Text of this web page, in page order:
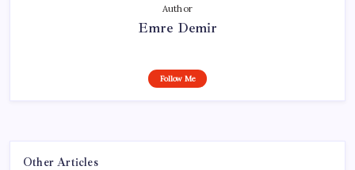
Author
Emre Demir
Follow Me
Other Articles